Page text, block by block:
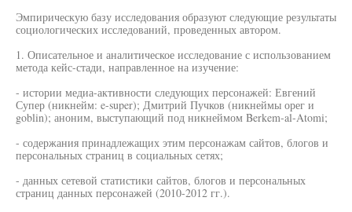
Эмпирическую базу исследования образуют следующие результаты
социологических исследований, проведенных автором.
1. Описательное и аналитическое исследование с использованием
метода кейс-стади, направленное на изучение:
- истории медиа-активности следующих персонажей: Евгений
Супер (никнейм: e-super); Дмитрий Пучков (никнеймы орег и
goblin); аноним, выступающий под никнеймом Berkem-al-Atomi;
- содержания принадлежащих этим персонажам сайтов, блогов и
персональных страниц в социальных сетях;
- данных сетевой статистики сайтов, блогов и персональных
страниц данных персонажей (2010-2012 гг.).